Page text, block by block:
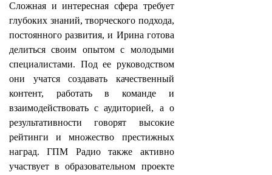
Сложная и интересная сфера требует
глубоких знаний, творческого подхода,
постоянного развития, и Ирина готова
делиться своим опытом с молодыми
специалистами. Под ее руководством
они учатся создавать качественный
контент, работать в команде и
взаимодействовать с аудиторией, а о
результативности говорят высокие
рейтинги и множество престижных
наград. ГПМ Радио также активно
участвует в образовательном проекте